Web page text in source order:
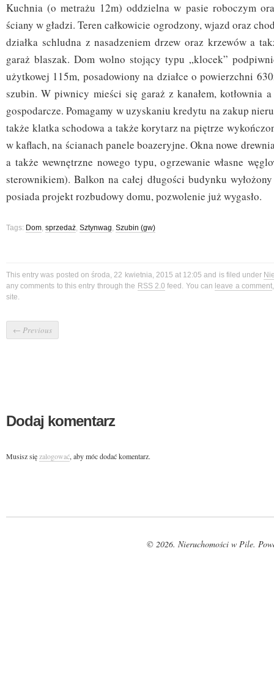
Kuchnia (o metrażu 12m) oddzielna w pasie roboczym
ściany w gładzi. Teren całkowicie ogrodzony, wjazd oraz
działka schludna z nasadzeniem drzew oraz krzewów a
garaż blaszak. Dom wolno stojący typu „klocek”
użytkowej 115m, posadowiony na działce o powierzchni
szubin. W piwnicy mieści się garaż z kanałem, kotłownia
gospodarcze. Pomagamy w uzyskaniu kredytu na zakup
także klatka schodowa a także korytarz na piętrze
w kaflach, na ścianach panele boazeryjne. Okna nowe
a także wewnętrzne nowego typu, ogrzewanie własne
sterownikiem). Balkon na całej długości budynku
posiada projekt rozbudowy domu, pozwolenie już wygasło.
Tags: Dom, sprzedaż, Sztynwag, Szubin (gw)
This entry was posted on środa, 22 kwietnia, 2015 at 12:05 and is filed under
any comments to this entry through the RSS 2.0 feed. You can leave a comment
site.
← Previous
Dodaj komentarz
Musisz sięzalogować, aby móc dodać komentarz.
© 2026. Nieruchomości w Pile.